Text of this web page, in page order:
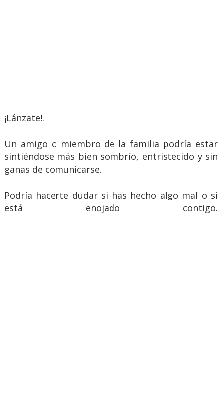
¡Lánzate!.
Un amigo o miembro de la familia podría estar
sintiéndose más bien sombrío, entristecido y sin
ganas de comunicarse.
Podría hacerte dudar si has hecho algo mal o si
está enojado contigo.